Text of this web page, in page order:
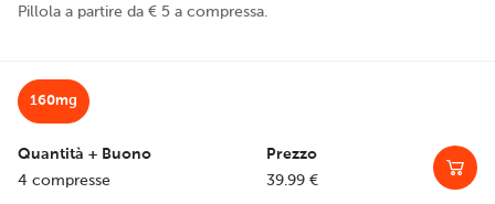
Pillola a partire da € 5 a compressa.
160mg
4 compresse 39.99 €